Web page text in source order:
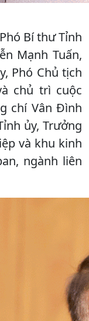
Bí thư Tỉnh
Mạnh Tuấn,
Phó Chủ tịch
chủ trì cuộc
chí Vân Đình
ủy, Trưởng
và khu kinh
ngành liên